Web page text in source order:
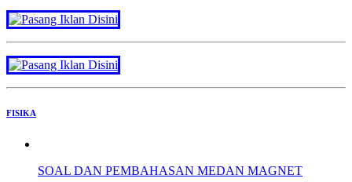
FISIKA
SOAL DAN PEMBAHASAN MEDAN MAGNET